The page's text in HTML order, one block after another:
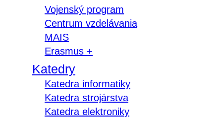
Vojenský program
Centrum vzdelávania
MAIS
Erasmus +
Katedry
Katedra informatiky
Katedra strojárstva
Katedra elektroniky